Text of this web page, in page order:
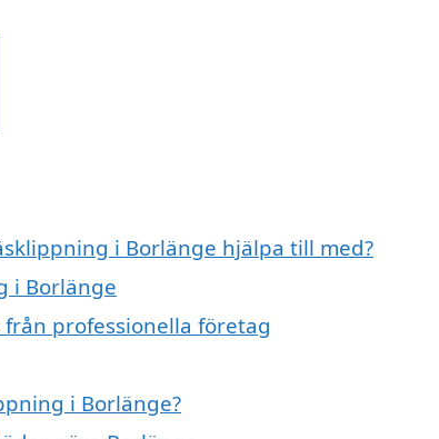
i Borlänge hjälpa till med?
i Borlänge
professionella företag
i Borlänge?